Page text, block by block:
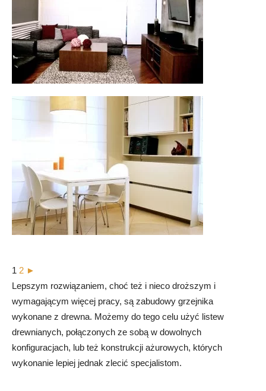
1 2 ►
Lepszym rozwiązaniem, choć też i nieco droższym i
wymagającym więcej pracy, są zabudowy grzejnika
wykonane z drewna. Możemy do tego celu użyć listew
drewnianych, połączonych ze sobą w dowolnych
konfiguracjach, lub też konstrukcji ażurowych, których
wykonanie lepiej jednak zlecić specjalistom.